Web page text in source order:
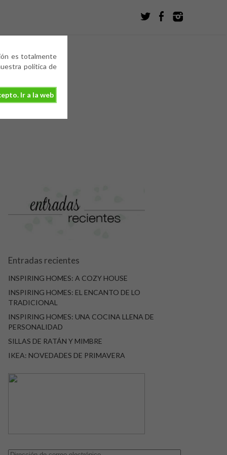
es totalmente
política de
Ir a la web
Entradas recientes
INSPIRING HOMES: A COZY HOUSE
INSPIRING HOMES: EL ENCANTO DE LO
TRADICIONAL
INSPIRING HOMES: UNA COCINA LLENA DE
PERSONALIDAD
SILLAS DE RATÁN Y MIMBRE
IKEA: NOVEDADES DE PRIMAVERA